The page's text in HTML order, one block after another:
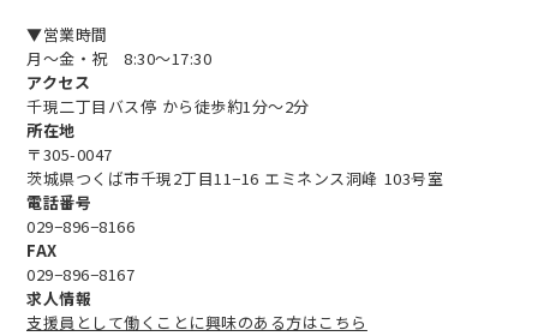
▼営業時間
月～金・祝 8:30～17:30
アクセス
千現二丁目バス停 から徒歩約1分〜2分
所在地
〒305-0047
茨城県つくば市千現2丁目11−16 エミネンス洞峰 103号室
電話番号
029−896−8166
FAX
029−896−8167
求人情報
支援員として働くことに興味のある方はこちら